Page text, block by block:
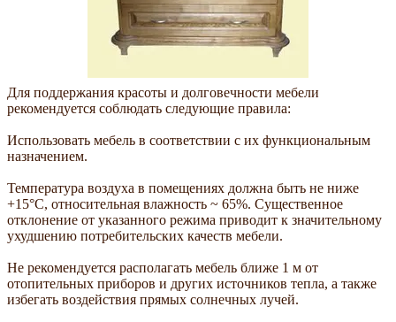
Для поддержания красоты и долговечности мебели
рекомендуется соблюдать следующие правила:
Использовать мебель в соответствии с их функциональным
назначением.
Температура воздуха в помещениях должна быть не ниже
+15°С, относительная влажность ~ 65%. Существенное
отклонение от указанного режима приводит к значительному
ухудшению потребительских качеств мебели.
Не рекомендуется располагать мебель ближе 1 м от
отопительных приборов и других источников тепла, а также
избегать воздействия прямых солнечных лучей.